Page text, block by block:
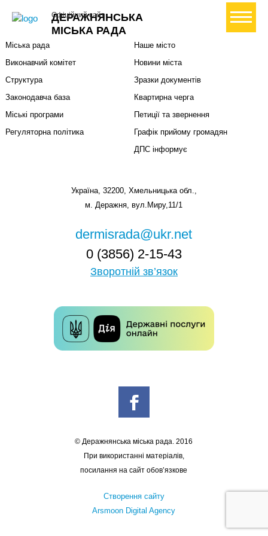
ДЕРАЖНЯНСЬКА
МІСЬКА РАДА
Офіційний сайт+ Створити петицію
Міський голова
Міська рада
Виконавчий комітет
Структура
Законодавча база
Міські програми
Регуляторна політика
Наше місто
Новини міста
Зразки документів
Квартирна черга
Петиції та звернення
Графік прийому громадян
ДПС інформує
Україна, 32200, Хмельницька обл.,
м. Деражня, вул.Миру,11/1
dermisrada@ukr.net
0 (3856) 2-15-43
Зворотній зв’язок
© Деражнянська міська рада. 2016
При використанні матеріалів,
посилання на сайт обов’язкове
Створення сайту
Arsmoon Digital Agency